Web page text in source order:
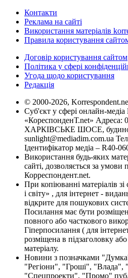
Контакти
Реклама на сайті
Використання матеріалів
Правила користування
Договір користування сайтом
Політика у сфері
Угода щодо користування
Редакція
© 2000-2026,
Суб'єкт у сфері онлайн-
«КореспонденТ.net» Адреса:
ХАРКІВСЬКЕ ШОСЕ,
sunlight@mediadim.com.ua
Ідентифікатор медіа – R40-
Використання будь-яких
сайті, дозволяється за умови
Корреспондент.net.
При копіюванні матеріалів
і світу» , для інтернет -
відкрите для пошукових
Посилання має бути
повного або часткового
Гіперпосилання ( для
розміщена в підзаголовку
матеріалу.
Новини з позначками
"Регіони", "Гроші", "Влада",
"Спецпроекти", "Промо"